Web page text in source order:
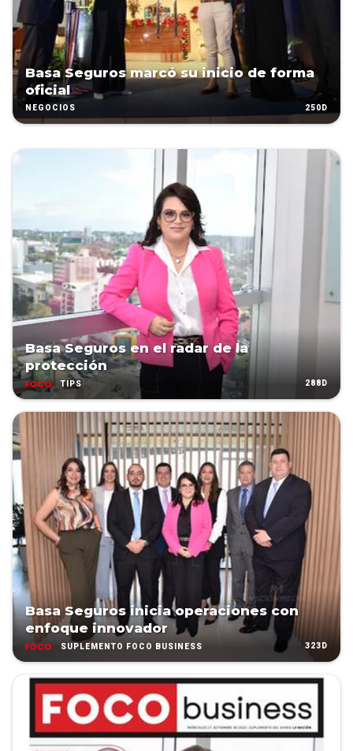
Basa Seguros marcó su inicio de forma
oficial
NEGOCIOS 250D
Basa Seguros en el radar de la
protección
TIPS 288D
Basa Seguros inicia operaciones con
enfoque innovador
SUPLEMENTO FOCO BUSINESS 323D